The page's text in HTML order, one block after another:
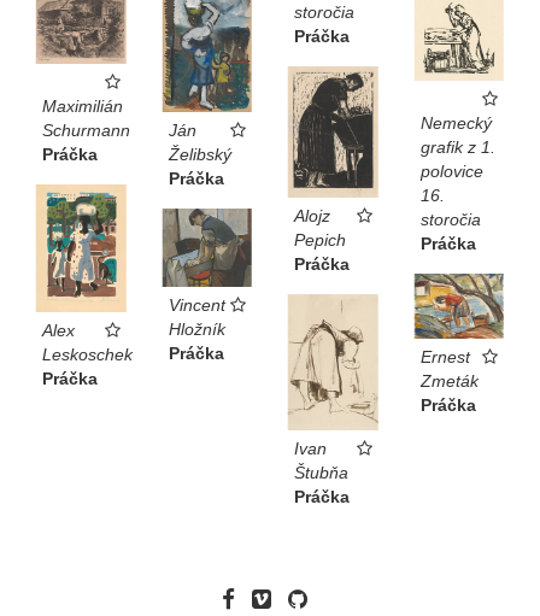
storočia
Práčka
Ján
Želibský
Práčka
Nemecký
grafik z 1.
polovice
16.
storočia
Práčka
Maximilián
Schurmann
Práčka
Alojz
Pepich
Práčka
Alex
Leskoschek
Práčka
Vincent
Hložník
Práčka
Ernest
Zmeták
Práčka
Ivan
Štubňa
Práčka